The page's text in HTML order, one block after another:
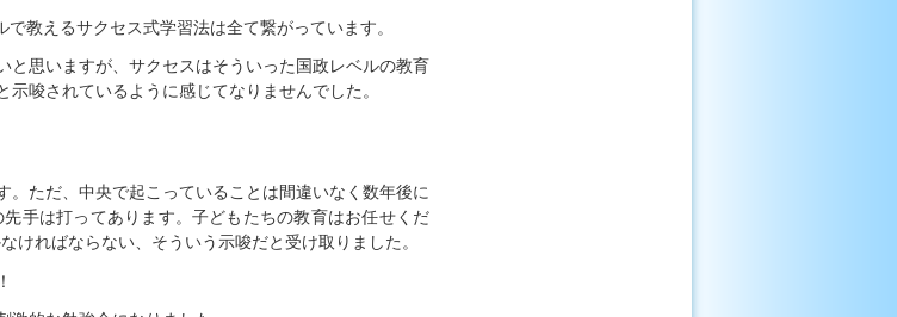
教えるサクセス式学習法は全て繋がっています。
と思いますが、サクセスはそういった国政レベルの教育
唆されているように感じてなりませんでした。
。ただ、中央で起こっていることは間違いなく数年後に
手は打ってあります。子どもたちの教育はお任せくだ
ければならない、そういう示唆だと受け取りました。